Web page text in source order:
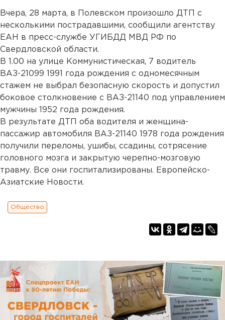
Вчера, 28 марта, в Полевском произошло ДТП с
несколькими пострадавшими, сообщили агентству
ЕАН в пресс-службе УГИБДД МВД РФ по
Свердловской области.
В 1.00 на улице Коммунистическая, 7 водитель
ВАЗ-21099 1991 года рождения с одномесячным
стажем не выбрал безопасную скорость и допустил
боковое столкновение с ВАЗ-21140 под управлением
мужчины 1952 года рождения.
В результате ДТП оба водителя и женщина-
пассажир автомобиля ВАЗ-21140 1978 года рождения
получили переломы, ушибы, ссадины, сотрясение
головного мозга и закрытую черепно-мозговую
травму. Все они госпитализированы. Европейско-
Азиатские Новости.
Общество